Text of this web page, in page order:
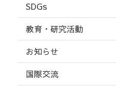
SDGs
教育・研究活動
お知らせ
国際交流